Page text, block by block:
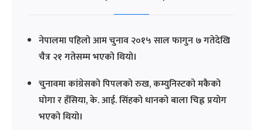
नेपालमा पहिलो आम चुनाव २०१५ साल फागुन ७ गतेदेखि
चैत्र २१ गतेसम्म भएको थियो।
चुनावमा कांग्रेसको पिपलको रुख, कम्युनिस्टको मकैको
घोगा र हँसिया, के. आई. सिंहको धानको बाला चिह्न प्रयोग
भएको थियो।